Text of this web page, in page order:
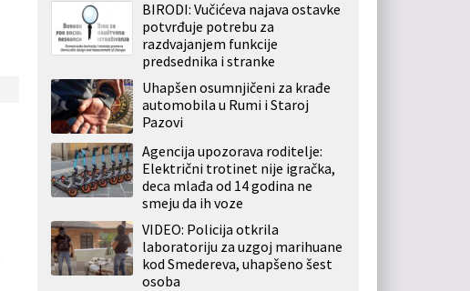
BIRODI: Vučićeva najava ostavke
potvrđuje potrebu za
razdvajanjem funkcije
predsednika i stranke
Uhapšen osumnjičeni za krađe
automobila u Rumi i Staroj
Pazovi
Agencija upozorava roditelje:
Električni trotinet nije igračka,
deca mlađa od 14 godina ne
smeju da ih voze
VIDEO: Policija otkrila
laboratoriju za uzgoj marihuane
kod Smedereva, uhapšeno šest
osoba